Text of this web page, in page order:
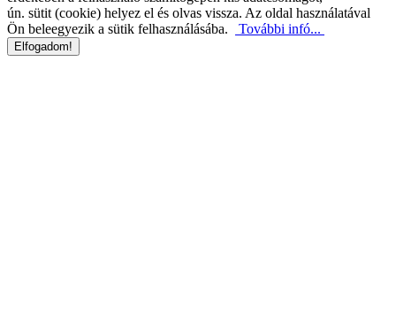
ún. sütit (cookie) helyez el és olvas vissza. Az oldal használatával
Ön beleegyezik a sütik felhasználásába.
További infó...
Elfogadom!